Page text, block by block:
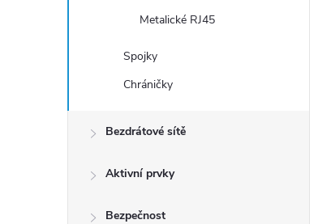
Metalické RJ45
Spojky
Chráničky
Bezdrátové sítě
Aktivní prvky
Bezpečnost